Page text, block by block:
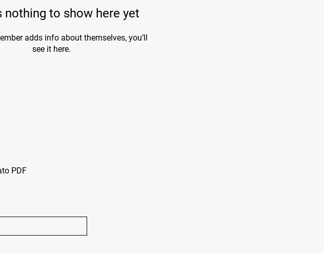
nothing to show here yet
adds info about themselves, you’ll
see it here.
PDF